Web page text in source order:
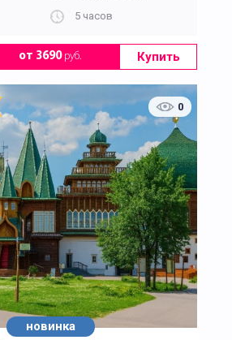
5 часов
от 3690руб. Купить
0
новинка